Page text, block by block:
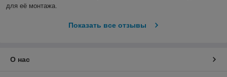
для её монтажа.
Показать все отзывы
О нас